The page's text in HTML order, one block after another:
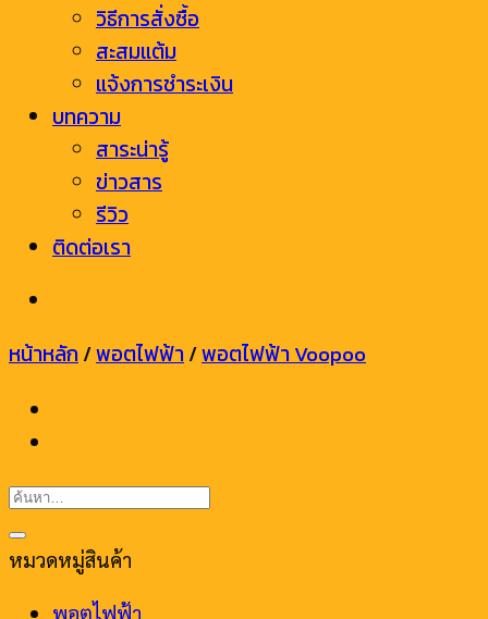
วิธีการสั่งซื้อ
สะสมแต้ม
แจ้งการชำระเงิน
บทความ
สาระน่ารู้
ข่าวสาร
รีวิว
ติดต่อเรา
หน้าหลัก/พอตไฟฟ้า/พอตไฟฟ้า Voopoo
ค้นหา:
หมวดหมู่สินค้า
พอตไฟฟ้า